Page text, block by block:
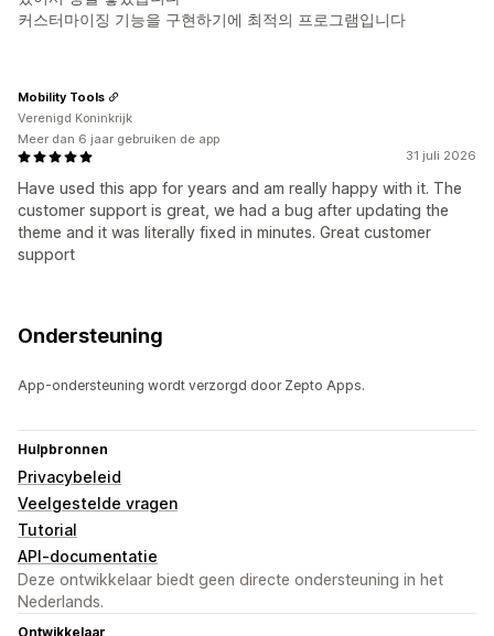
커스터마이징 기능을 구현하기에 최적의 프로그램입니다
31 juli 2026
Have used this app for years and am really happy with it. The
customer support is great, we had a bug after updating the
theme and it was literally fixed in minutes. Great customer
support
Mobility Tools
Verenigd Koninkrijk
Meer dan 6 jaar gebruiken de app
Ondersteuning
App-ondersteuning wordt verzorgd door Zepto Apps.
Hulpbronnen
Privacybeleid
Veelgestelde vragen
Tutorial
API-documentatie
Deze ontwikkelaar biedt geen directe ondersteuning in het
Nederlands.
Ontwikkelaar